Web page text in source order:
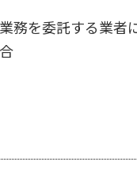
務を委託する業者